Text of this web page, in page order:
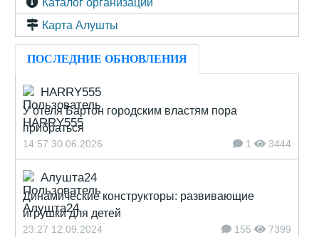
Каталог организаций
Карта Алушты
ПОСЛЕДНИЕ ОБНОВЛЕНИЯ
HARRY555
У отеля Бартон городским властям пора
прибраться
14:57 30.06.2026 1 3444
Алушта24
Динамические конструкторы: развивающие
игрушки для детей
23:27 12.09.2024 155 7399